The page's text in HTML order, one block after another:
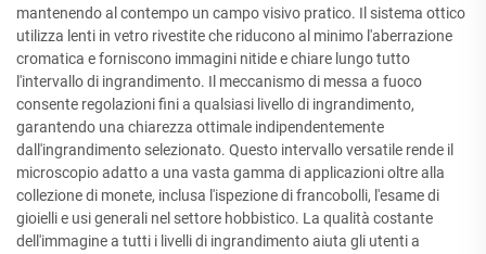
mantenendo al contempo un campo visivo pratico. Il sistema ottico
utilizza lenti in vetro rivestite che riducono al minimo l'aberrazione
cromatica e forniscono immagini nitide e chiare lungo tutto
l'intervallo di ingrandimento. Il meccanismo di messa a fuoco
consente regolazioni fini a qualsiasi livello di ingrandimento,
garantendo una chiarezza ottimale indipendentemente
dall'ingrandimento selezionato. Questo intervallo versatile rende il
microscopio adatto a una vasta gamma di applicazioni oltre alla
collezione di monete, inclusa l'ispezione di francobolli, l'esame di
gioielli e usi generali nel settore hobbistico. La qualità costante
dell'immagine a tutti i livelli di ingrandimento aiuta gli utenti a